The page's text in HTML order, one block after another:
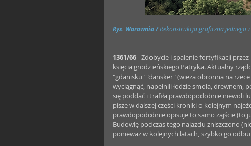
Rys. Warownia / Rekonstrukcja graficzna jednego
1361/66 - Zdobycie i spalenie fortyfikacji przez
księcia grodzieńskiego Patryka. Aktualny
"gdanisku" "dansker" (wieża obronna na
wyciągnąć, napełnili łodzie smoła, drewnem,
się poddać i trafiła prawdopodobnie niewoli
pisze w dalszej części kroniki o kolejnym
prawdopodobnie opisuje to samo zajście (to
Budowlę podczas tego najazdu zniszczono
ponieważ w kolejnych latach, szybko go